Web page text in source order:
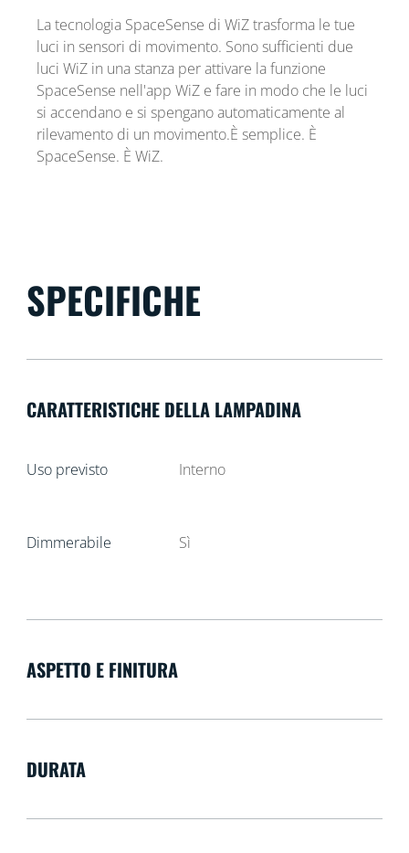
La tecnologia SpaceSense di WiZ trasforma le tue
luci in sensori di movimento. Sono sufficienti due
luci WiZ in una stanza per attivare la funzione
SpaceSense nell'app WiZ e fare in modo che le luci
si accendano e si spengano automaticamente al
rilevamento di un movimento.È semplice. È
SpaceSense. È WiZ.
SPECIFICHE
CARATTERISTICHE DELLA LAMPADINA
Uso previsto Interno
Dimmerabile Sì
ASPETTO E FINITURA
DURATA